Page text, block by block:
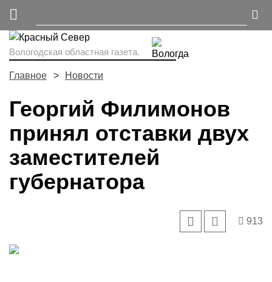
Вологодская областная газета.
Главное Новости
Георгий Филимонов
принял отставки двух
заместителей
губернатора
913